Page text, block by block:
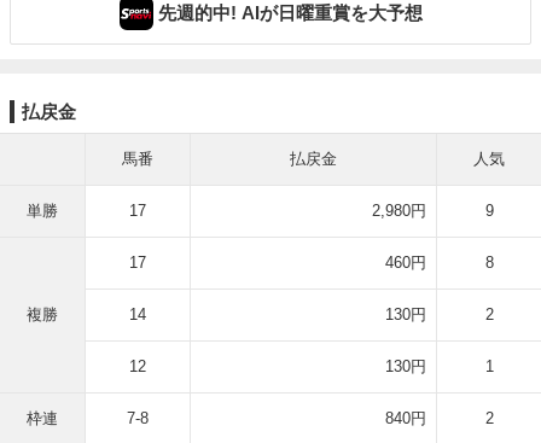
先週的中! AIが日曜重賞を大予想
払戻金
馬番 払戻金 人気
単勝 17 2,980円 9
複勝
17 460円 8
14 130円 2
12 130円 1
枠連 7-8 840円 2